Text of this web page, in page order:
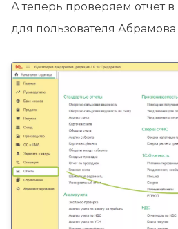
А теперь проверяем отчет в
для пользователя Абрамова